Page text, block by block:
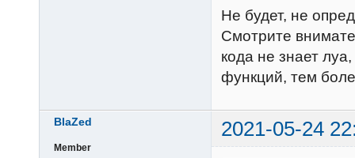
if
          color = settings.color.out
end
else
if
          color = settings.color.new
else
Не будет, не
Смотрите
кода не знает
функций, тем
BlaZed 2021-05-24
Member